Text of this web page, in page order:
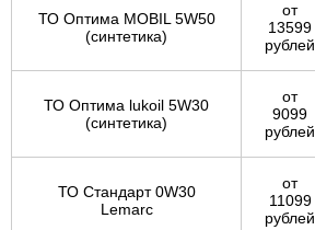
ТО Оптима MOBIL 5W50
(синтетика)
от
13599
рублей
ТО Оптима lukoil 5W30
(синтетика)
от
9099
рублей
ТО Стандарт 0W30
Lemarc
от
11099
рублей